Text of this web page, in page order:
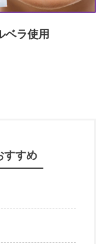
ベラ使用
すすめ